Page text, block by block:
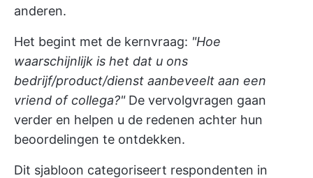
anderen.
Het begint met de kernvraag: "Hoe
waarschijnlijk is het dat u ons
bedrijf/product/dienst aanbeveelt aan een
vriend of collega?"De vervolgvragen gaan
verder en helpen u de redenen achter hun
beoordelingen te ontdekken.
Dit sjabloon categoriseert respondenten in